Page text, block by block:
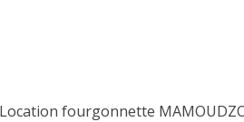
Location fourgonnette